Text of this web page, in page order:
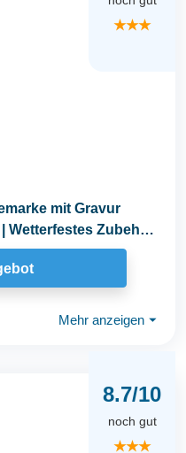
★★★
mit Gravur
Wetterfestes Zubehör
Mehr anzeigen ⏷
8.7/10
noch gut
★★★